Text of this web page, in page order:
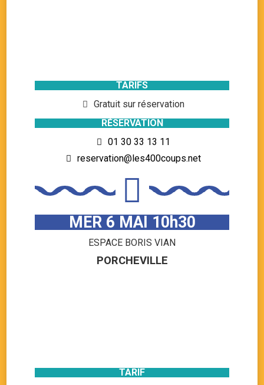
TARIFS
Gratuit sur réservation
RÉSERVATION
01 30 33 13 11
reservation@les400coups.net
MER 6 MAI 10h30
ESPACE BORIS VIAN
PORCHEVILLE
TARIF